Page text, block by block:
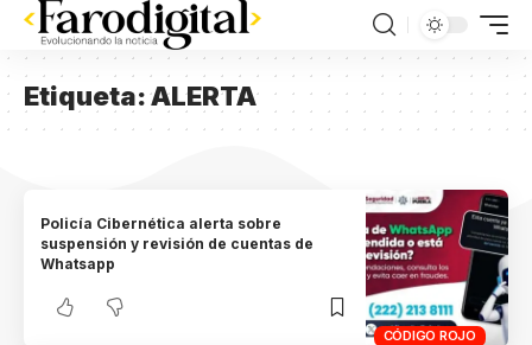
Etiqueta:ALERTA
CÓDIGO ROJO
Policía Cibernética alerta sobre
suspensión y revisión de cuentas de
Whatsapp